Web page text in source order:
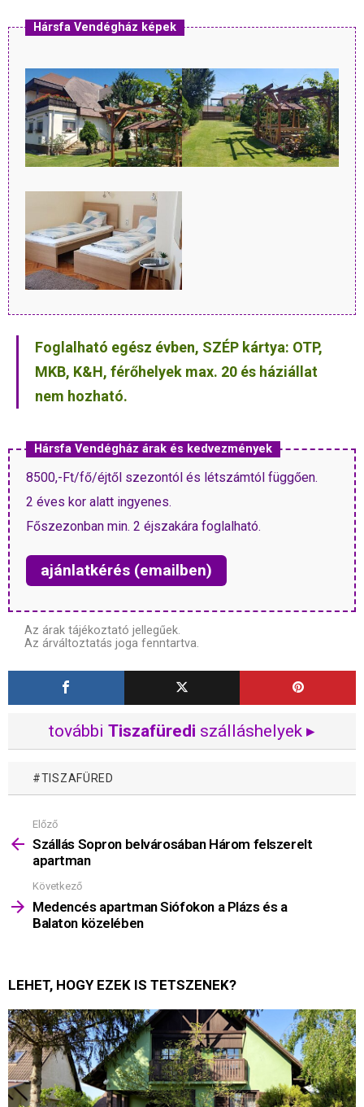
Hársfa Vendégház képek
Foglalható egész évben, SZÉP kártya: OTP,
MKB, K&H, férőhelyek max. 20 és háziállat
nem hozható.
Hársfa Vendégház árak és kedvezmények
8500,-Ft/fő/éjtől szezontól és létszámtól függően.
2 éves kor alatt ingyenes.
Főszezonban min. 2 éjszakára foglalható.
ajánlatkérés (emailben)
Az árak tájékoztató jellegűek.
Az árváltoztatás joga fenntartva.
további Tiszafüredi szálláshelyek ▸
TISZAFÜRED
Mutass
többet
Előző
Szállás Sopron belvárosában Három felszerelt
apartman
Következő
Medencés apartman Siófokon a Plázs és a
Balaton közelében
LEHET, HOGY EZEK IS TETSZENEK?